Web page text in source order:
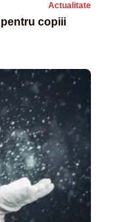
Actualitate
pentru copiii